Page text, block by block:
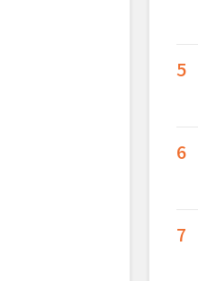
5
6
7